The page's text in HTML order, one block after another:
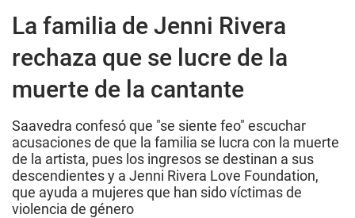
La familia de Jenni Rivera
rechaza que se lucre de la
muerte de la cantante
Saavedra confesó que "se siente feo" escuchar
acusaciones de que la familia se lucra con la muerte
de la artista, pues los ingresos se destinan a sus
descendientes y a Jenni Rivera Love Foundation,
que ayuda a mujeres que han sido víctimas de
violencia de género